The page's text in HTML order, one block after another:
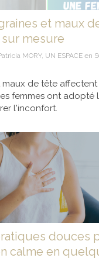
et maux
mesure
MORY, UN ESPACE en
maux de tête affectent
femmes ont adopté
l'inconfort.
douces
calme en